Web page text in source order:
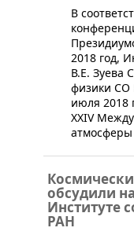
В
2018 год,
В.Е. Зуева
физики СО
июля 2018
XXIV
атмосферы
обсудили
Институте
РАН